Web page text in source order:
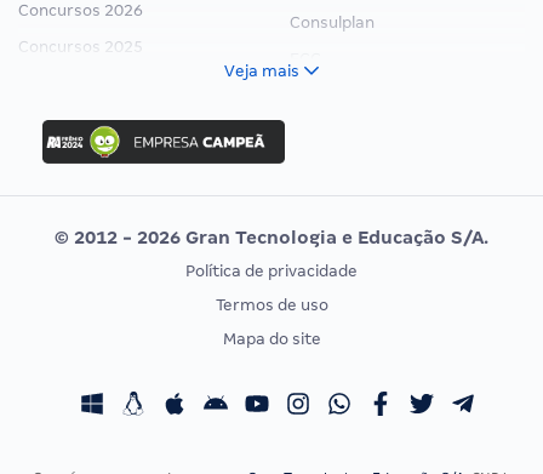
Concursos 2026
Concursos 2025
Concurso Ibama
Concurso MPU
Editais publicados
Consulplan
Vunesp
CONCURSOS POR PROFISSÃO
Concursos Fiscais
EXAME DE ORDEM
Calendário OAB
Veja mais
© 2012 - 2026 Gran Tecnologia e Educação S/A.
Política de privacidade
Termos de uso
Mapa do site